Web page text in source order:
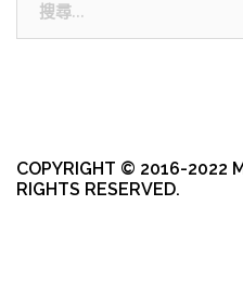
COPYRIGHT © 2016-2022
RIGHTS RESERVED.